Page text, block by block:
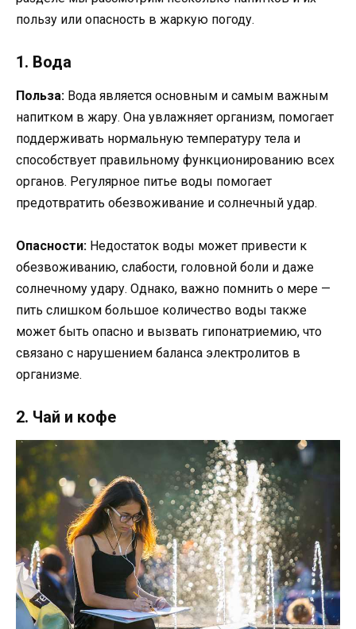
пользу или опасность в жаркую погоду.
1. Вода
Польза: Вода является основным и самым важным
напитком в жару. Она увлажняет организм, помогает
поддерживать нормальную температуру тела и
способствует правильному функционированию всех
органов. Регулярное питье воды помогает
предотвратить обезвоживание и солнечный удар.
Опасности: Недостаток воды может привести к
обезвоживанию, слабости, головной боли и даже
солнечному удару. Однако, важно помнить о мере —
пить слишком большое количество воды также
может быть опасно и вызвать гипонатриемию, что
связано с нарушением баланса электролитов в
организме.
2. Чай и кофе